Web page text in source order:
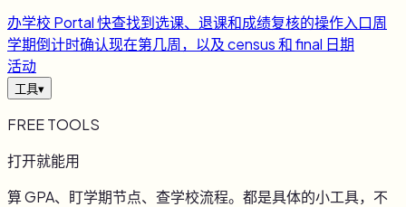
办学校 Portal 快查找到选课、退课和成绩复核的操作入口周
学期倒计时确认现在第几周，以及 census 和 final 日期
活动
工具▾
FREE TOOLS
打开就能用
算 GPA、盯学期节点、查学校流程。都是具体的小工具，不